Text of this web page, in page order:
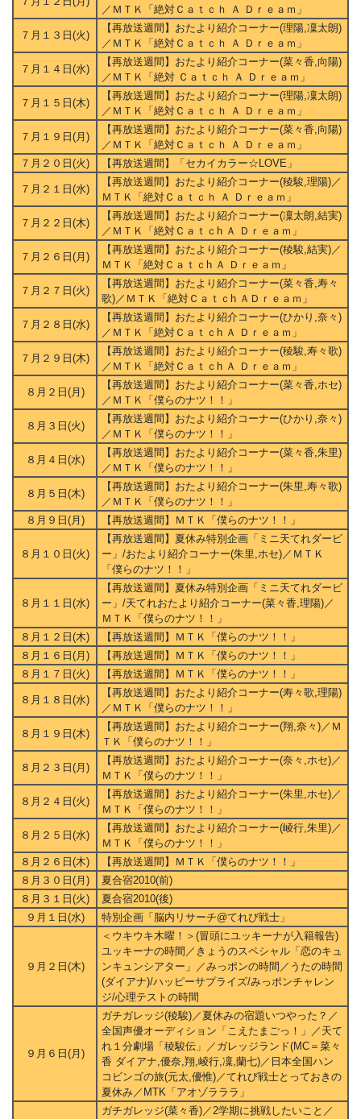
／ＭＴＫ「絶対Ｃａｔｃｈ Ａ Ｄｒｅａｍ」
７月１３日(火)
【再放送週間】おたより紹介コーナー(理陽,凜太朗)
／ＭＴＫ「絶対Ｃａｔｃｈ Ａ Ｄｒｅａｍ」
７月１４日(水)
【再放送週間】おたより紹介コーナー(菜々香,向陽)
／ＭＴＫ「絶対 Ｃａｔｃｈ Ａ Ｄｒｅａｍ」
７月１５日(木)
【再放送週間】おたより紹介コーナー(理陽,凜太朗)
／ＭＴＫ「絶対Ｃａｔｃｈ Ａ Ｄｒｅａｍ」
７月１９日(月)
【再放送週間】おたより紹介コーナー(菜々香,向陽)
／ＭＴＫ「絶対Ｃａｔｃｈ Ａ Ｄｒｅａｍ」
７月２０日(火)
【再放送週間】「セカイカラー☆LOVE」
７月２１日(水)
【再放送週間】おたより紹介コーナー(稜駿,理陽)／
ＭＴＫ「絶対Ｃａｔｃｈ Ａ Ｄｒｅａｍ」
７月２２日(木)
【再放送週間】おたより紹介コーナー(凜太朗,結実)
／ＭＴＫ「絶対Ｃａｔｃh Ａ Ｄｒｅａｍ」
７月２６日(月)
【再放送週間】おたより紹介コーナー(稜駿,結実)／
ＭＴＫ「絶対Ｃａｔｃh Ａ Ｄｒｅａｍ」
７月２７日(火)
【再放送週間】おたより紹介コーナー(菜々香,寿々
歌)／ＭＴＫ「絶対Ｃａｔｃh ＡＤｒｅａｍ」
７月２８日(水)
【再放送週間】おたより紹介コーナー(ひかり,奈々)
／ＭＴＫ「絶対Ｃａｔｃh Ａ Ｄｒｅａｍ」
７月２９日(木)
【再放送週間】おたより紹介コーナー(稜駿,寿々歌)
／ＭＴＫ「絶対Ｃａｔｃh Ａ Ｄｒｅａｍ」
８月２日(月)
【再放送週間】おたより紹介コーナー(菜々香,ホセ)
／ＭＴＫ「僕らのナツ！！」
８月３日(火)
【再放送週間】おたより紹介コーナー(ひかり,奈々)
／ＭＴＫ「僕らのナツ！！」
８月４日(水)
【再放送週間】おたより紹介コーナー(菜々香,朱里)
／ＭＴＫ「僕らのナツ！！」
８月５日(木)
【再放送週間】おたより紹介コーナー(朱里,寿々歌)
／ＭＴＫ「僕らのナツ！！」
８月９日(月)
【再放送週間】ＭＴＫ「僕らのナツ！！」
８月１０日(火)
【再放送週間】夏休み特別企画「ミニ天てれダービ
ー」/おたより紹介コーナー(朱里,ホセ)／ＭＴＫ
「僕らのナツ！！」
８月１１日(水)
【再放送週間】夏休み特別企画「ミニ天てれダービ
ー」/天てれおたより紹介コーナー(菜々香,理陽)／
ＭＴＫ「僕らのナツ！！」
８月１２日(木)
【再放送週間】ＭＴＫ「僕らのナツ！！」
８月１６日(月)
【再放送週間】ＭＴＫ「僕らのナツ！！」
８月１７日(火)
【再放送週間】ＭＴＫ「僕らのナツ！！」
８月１８日(水)
【再放送週間】おたより紹介コーナー(寿々歌,理陽)
／ＭＴＫ「僕らのナツ！！」
８月１９日(木)
【再放送週間】おたより紹介コーナー(翔,奈々)／Ｍ
ＴＫ「僕らのナツ！！」
８月２３日(月)
【再放送週間】おたより紹介コーナー(奈々,ホセ)／
ＭＴＫ「僕らのナツ！！」
８月２４日(火)
【再放送週間】おたより紹介コーナー(朱里,ホセ)／
ＭＴＫ「僕らのナツ！！」
８月２５日(水)
【再放送週間】おたより紹介コーナー(崚行,朱里)／
ＭＴＫ「僕らのナツ！！」
８月２６日(木)
【再放送週間】ＭＴＫ「僕らのナツ！！」
８月３０日(月)
夏合宿2010(前)
８月３１日(火)
夏合宿2010(後)
９月１日(水)
特別企画「脳内リサーチ@てれび戦士」
９月２日(木)
＜ウキウキ木曜！＞(冒頭にユッキーナが入籍報告)
ユッキーナの時間／きょうのスペシャル「恋のキュ
ンキュンシアター」／みっポンの時間／うたの時間
(ダイアナ)/ハッピーサプライズ/みっポンチャレン
ジ/心理テストの時間
９月６日(月)
ガチガレッジ(稜駿)／夏休みの宿題いつやった？／
全国声優オーディション「こえたまごっ！」／天て
れ１分劇場「稜駿伝」／ガレッジランド(MC＝菜々
香 ダイアナ,優奈,翔,崚行,凜,蘭七)／日本全国ハン
コビンゴの旅(元太,優惟)／てれび戦士とっておきの
夏休み／MTK「アオゾラララ」
ガチガレッジ(菜々香)／2学期に挑戦したいこと／